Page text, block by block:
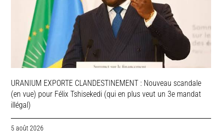
URANIUM EXPORTE CLANDESTINEMENT : Nouveau scandale
(en vue) pour Félix Tshisekedi (qui en plus veut un 3e mandat
illégal)
5 août 2026